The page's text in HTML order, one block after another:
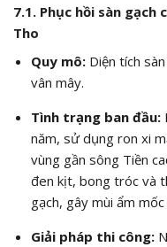
7.1. Phục hồi sàn
Tho
Quy mô:Diện tích
vân mây.
Tình trạng ban đầu:
năm, sử dụng ron xi
vùng gần sông Tiền
đen kịt, bong tróc và
gạch, gây mùi ẩm
Giải pháp thi công: